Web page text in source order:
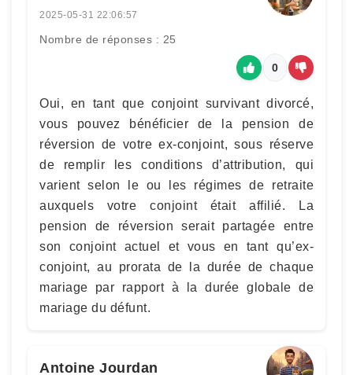
2025-05-31 22:06:57
Nombre de réponses : 25
0
Oui, en tant que conjoint survivant divorcé,
vous pouvez bénéficier de la pension de
réversion de votre ex-conjoint, sous réserve
de remplir les conditions d’attribution, qui
varient selon le ou les régimes de retraite
auxquels votre conjoint était affilié. La
pension de réversion serait partagée entre
son conjoint actuel et vous en tant qu’ex-
conjoint, au prorata de la durée de chaque
mariage par rapport à la durée globale de
mariage du défunt.
Antoine Jourdan